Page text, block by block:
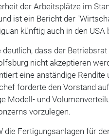
der Arbeitsplätze im
ist ein Bericht der
künftig auch in den USA
dass der
nicht akzeptieren
eine anständige Rendite
forderte den Vorstand
Modell- und
vorzulegen.
die Fertigungsanlagen für